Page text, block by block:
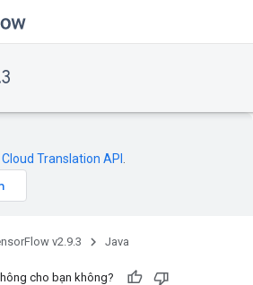
Cloud Translation API
v2.9.3 Java
cho bạn không?